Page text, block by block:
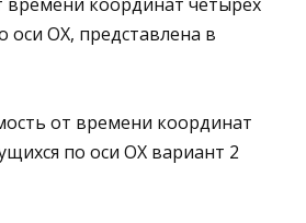
оси ОХ, представлена в